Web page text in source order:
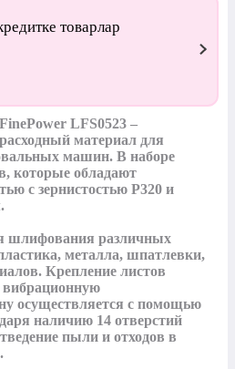
товарлар
LFS0523 –
материал для
машин. В наборе
которые обладают
с зернистостью P320 и
шлифования различных
металла, шпатлевки,
Крепление листов
вибрационную
осуществляется с помощью
наличию 14 отверстий
пыли и отходов в